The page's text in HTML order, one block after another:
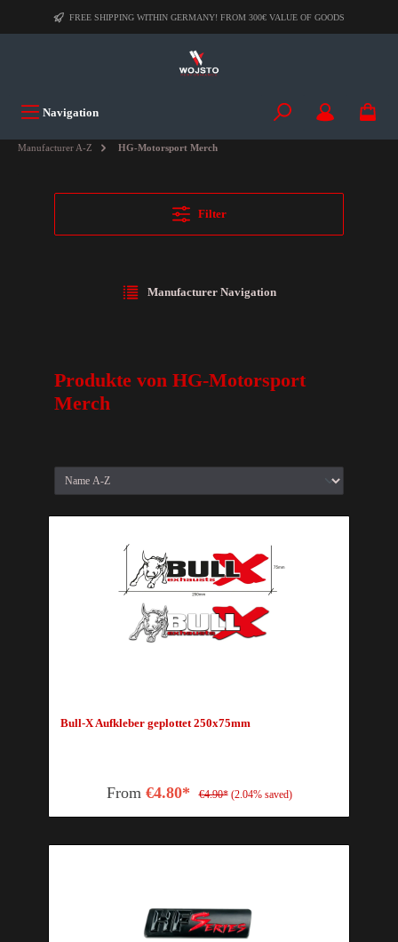
FREE SHIPPING WITHIN GERMANY! FROM 300€ VALUE OF GOODS
Navigation
Manufacturer A-Z HG-Motorsport Merch
Filter
Manufacturer Navigation
Produkte von HG-Motorsport
Merch
Bull-X Aufkleber geplottet 250x75mm
From €4.80* €4.90* (2.04% saved)